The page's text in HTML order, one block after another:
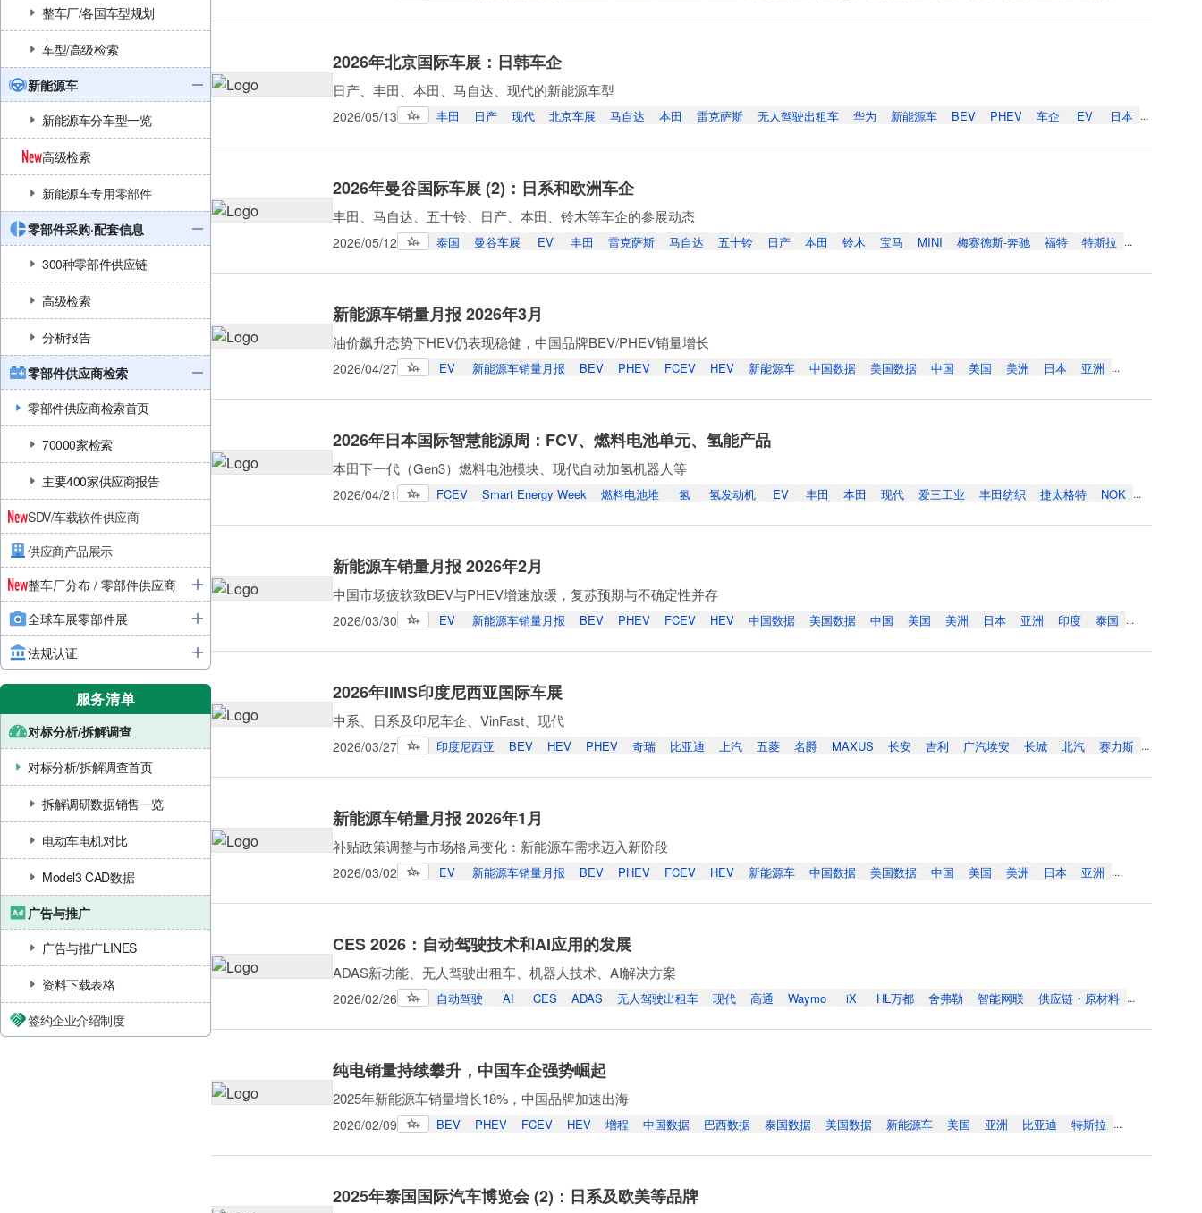
整车厂/各国车型规划
车型/高级检索
新能源车
新能源车分车型一览
高级检索
新能源车专用零部件
零部件采购·配套信息
300种零部件供应链
高级检索
分析报告
零部件供应商检索
零部件供应商检索首页
70000家检索
主要400家供应商报告
SDV/车载软件供应商
供应商产品展示
整车厂分布 / 零部件供应商
全球车展零部件展
法规认证
服务清单
对标分析/拆解调查
对标分析/拆解调查首页
拆解调研数据销售一览
电动车电机对比
Model3 CAD数据
广告与推广
广告与推广LINES
资料下载表格
签约企业介绍制度
2026年北京国际车展：日韩车企
日产、丰田、本田、马自达、现代的新能源车型
2026/05/13 丰田 日产 现代 北京车展 马自达 本田 雷克萨斯 无人驾驶出租车 华为 新能源车 BEV PHEV 车企 EV 日本 ...
2026年曼谷国际车展 (2)：日系和欧洲车企
丰田、马自达、五十铃、日产、本田、铃木等车企的参展动态
2026/05/12 泰国 曼谷车展 EV 丰田 雷克萨斯 马自达 五十铃 日产 本田 铃木 宝马 MINI 梅赛德斯-奔驰 福特 特斯拉 ...
新能源车销量月报 2026年3月
油价飙升态势下HEV仍表现稳健，中国品牌BEV/PHEV销量增长
2026/04/27 EV 新能源车销量月报 BEV PHEV FCEV HEV 新能源车 中国数据 美国数据 中国 美国 美洲 日本 亚洲 ...
2026年日本国际智慧能源周：FCV、燃料电池单元、氢能产品
本田下一代（Gen3）燃料电池模块、现代自动加氢机器人等
2026/04/21 FCEV Smart Energy Week 燃料电池堆 氢 氢发动机 EV 丰田 本田 现代 爱三工业 丰田纺织 捷太格特 NOK ...
新能源车销量月报 2026年2月
中国市场疲软致BEV与PHEV增速放缓，复苏预期与不确定性并存
2026/03/30 EV 新能源车销量月报 BEV PHEV FCEV HEV 中国数据 美国数据 中国 美国 美洲 日本 亚洲 印度 泰国 ...
2026年IIMS印度尼西亚国际车展
中系、日系及印尼车企、VinFast、现代
2026/03/27 印度尼西亚 BEV HEV PHEV 奇瑞 比亚迪 上汽 五菱 名爵 MAXUS 长安 吉利 广汽埃安 长城 北汽 赛力斯 ...
新能源车销量月报 2026年1月
补贴政策调整与市场格局变化：新能源车需求迈入新阶段
2026/03/02 EV 新能源车销量月报 BEV PHEV FCEV HEV 新能源车 中国数据 美国数据 中国 美国 美洲 日本 亚洲 ...
CES 2026：自动驾驶技术和AI应用的发展
ADAS新功能、无人驾驶出租车、机器人技术、AI解决方案
2026/02/26 自动驾驶 AI CES ADAS 无人驾驶出租车 现代 高通 Waymo iX HL万都 舍弗勒 智能网联 供应链・原材料 ...
纯电销量持续攀升，中国车企强势崛起
2025年新能源车销量增长18%，中国品牌加速出海
2026/02/09 BEV PHEV FCEV HEV 增程 中国数据 巴西数据 泰国数据 美国数据 新能源车 美国 亚洲 比亚迪 特斯拉 ...
2025年泰国国际汽车博览会 (2)：日系及欧美等品牌